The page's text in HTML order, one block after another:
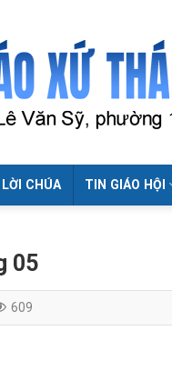
CHÚA TIN GIÁO HỘI
05
609